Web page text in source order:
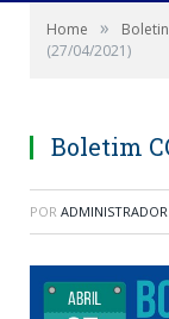
Home »
(27/04/2021)
Boletim
POR ADMINISTRADOR